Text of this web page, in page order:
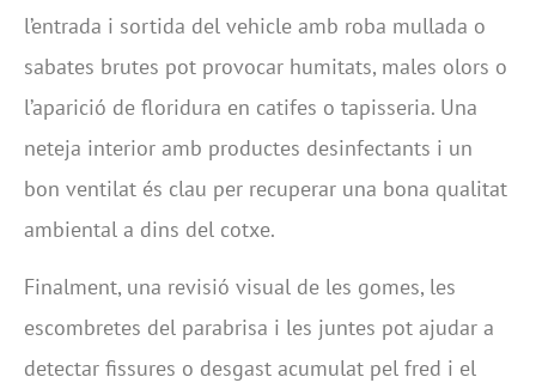
l’entrada i sortida del vehicle amb roba mullada o
sabates brutes pot provocar humitats, males olors o
l’aparició de floridura en catifes o tapisseria. Una
neteja interior amb productes desinfectants i un
bon ventilat és clau per recuperar una bona qualitat
ambiental a dins del cotxe.
Finalment, una revisió visual de les gomes, les
escombretes del parabrisa i les juntes pot ajudar a
detectar fissures o desgast acumulat pel fred i el